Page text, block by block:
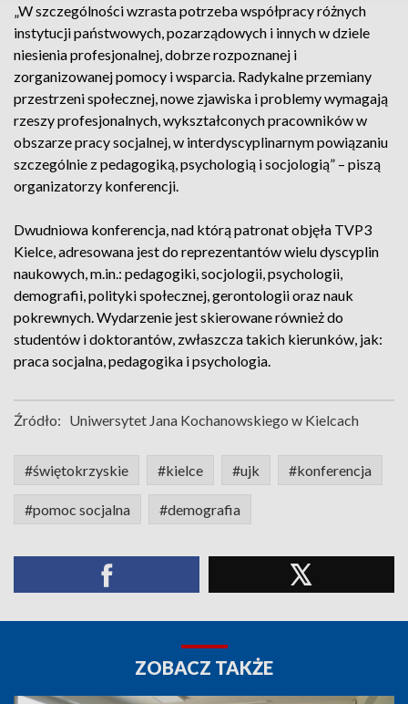
„W szczególności wzrasta potrzeba współpracy różnych
instytucji państwowych, pozarządowych i innych w dziele
niesienia profesjonalnej, dobrze rozpoznanej i
zorganizowanej pomocy i wsparcia. Radykalne przemiany
przestrzeni społecznej, nowe zjawiska i problemy wymagają
rzeszy profesjonalnych, wykształconych pracowników w
obszarze pracy socjalnej, w interdyscyplinarnym powiązaniu
szczególnie z pedagogiką, psychologią i socjologią” – piszą
organizatorzy konferencji.
Dwudniowa konferencja, nad którą patronat objęła TVP3
Kielce, adresowana jest do reprezentantów wielu dyscyplin
naukowych, m.in.: pedagogiki, socjologii, psychologii,
demografii, polityki społecznej, gerontologii oraz nauk
pokrewnych. Wydarzenie jest skierowane również do
studentów i doktorantów, zwłaszcza takich kierunków, jak:
praca socjalna, pedagogika i psychologia.
Źródło: Uniwersytet Jana Kochanowskiego w Kielcach
#świętokrzyskie #kielce #ujk #konferencja
#pomoc socjalna #demografia
ZOBACZ TAKŻE